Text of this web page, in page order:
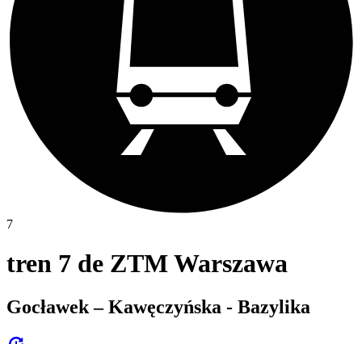
7
tren 7 de ZTM Warszawa
Gocławek – Kawęczyńska - Bazylika